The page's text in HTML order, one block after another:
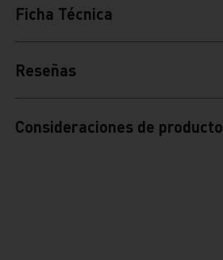
Ficha Técnica
Reseñas
Consideraciones de producto